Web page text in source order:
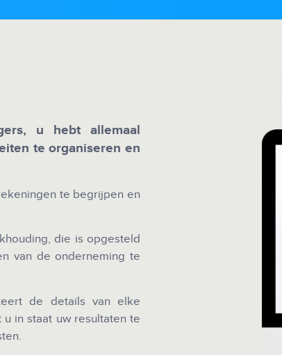
u hebt allemaal
te organiseren en
te begrijpen en
die is opgesteld
van de onderneming te
de details van elke
in staat uw resultaten te